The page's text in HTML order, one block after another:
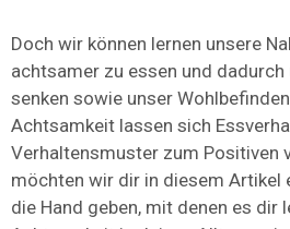
Doch wir können lernen unsere
achtsamer zu essen und
senken sowie unser
Achtsamkeit lassen sich
Verhaltensmuster zum Positiven
möchten wir dir in diesem Artikel
die Hand geben, mit denen es dir